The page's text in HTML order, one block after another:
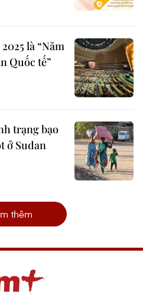
là “Năm
Quốc tế”
trạng bạo
ở Sudan
thêm